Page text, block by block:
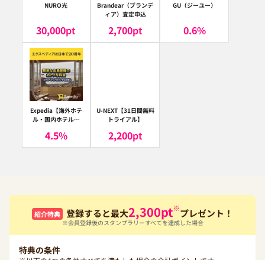
NURO光
30,000pt
Brandear（ブランデ
ィア）査定申込
2,700pt
GU（ジーユー）
0.6%
Expedia【海外ホテ
ル・国内ホテル予
ア）
4.5%
U-NEXT【31日間無料
トライアル】
2,200pt
紹介特典 登録すると最大2,300pt※プレゼント！
※会員登録後のスタンプラリーすべてを達成した場合
特典の条件